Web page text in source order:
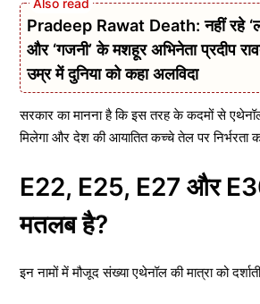
Pradeep Rawat Death: नहीं रहे
और ‘गजनी’ के मशहूर अभिनेता प्रदीप
उम्र में दुनिया को कहा अलविदा
सरकार का मानना है कि इस तरह के कदमों से
मिलेगा और देश की आयातित कच्चे तेल पर निर्भरता
E22, E25, E27 और
मतलब है?
इन नामों में मौजूद संख्या एथेनॉल की मात्रा को